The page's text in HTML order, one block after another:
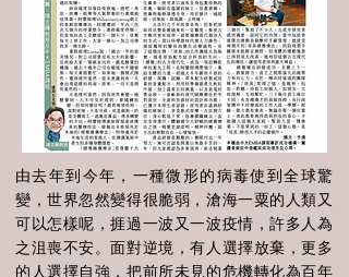
由去年到今年，一種微形的病毒使到全球驚
變，世界忽然變得很脆弱，滄海一粟的人類又
可以怎樣呢，捱過一波又一波疫情，許多人為
之沮喪不安。面對逆境，有人選擇放棄，更多
的人選擇自強，把前所未見的危機轉化為百年